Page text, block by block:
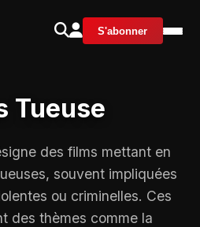
S'abonner
Tueuse
des films mettant en
souvent impliquées
ou criminelles. Ces
des thèmes comme la